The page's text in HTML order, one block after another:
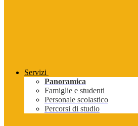
Servizi
Panoramica
Famiglie e studenti
Personale scolastico
Percorsi di studio